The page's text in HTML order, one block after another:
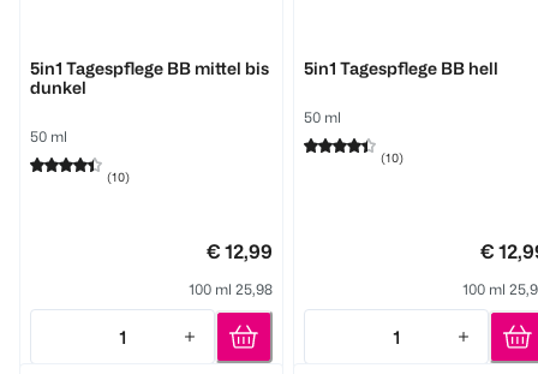
5in1 Tagespflege BB mittel bis
dunkel
50 ml
(10)
€ 12,99
100 ml 25,98
1
Quantity: 1
5in1 Tagespflege BB hell
50 ml
(10)
€
100 ml
1
Quantity: 1